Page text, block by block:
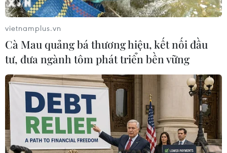
đồng cấp Mỹ Barack Obama đã nhất trí về cấu
trúc chỉ huy của NATO trongviệc hỗ trợ liên
quân ở Libya./.
(TTXVN/Vietnam+)
vietnamplus.vn
Cà Mau quảng bá thương hiệu, kết nối đầu
tư, đưa ngành tôm phát triển bền vững